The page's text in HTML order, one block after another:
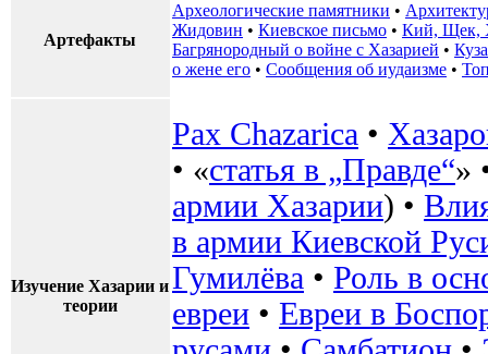
Артефакты
Археологические памятники •
Жидовин • Киевское письмо • Кий, Щек,
Багрянородный о войне с Хазарией •
о жене его • Сообщения об иудаизме •
Изучение Хазарии и
теории
Pax Chazarica •
• «статья в „Правде“»
армии Хазарии) •
в армии Киевской
Гумилёва • Роль в
евреи • Евреи в